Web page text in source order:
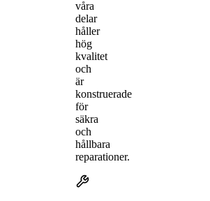
våra
delar
håller
hög
kvalitet
och
är
konstruerade
för
säkra
och
hållbara
reparationer.